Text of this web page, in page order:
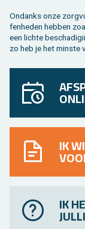
On­danks onze
fen­he­den heb­ben
een lich­te
zo heb je het min­ste
IK
IK